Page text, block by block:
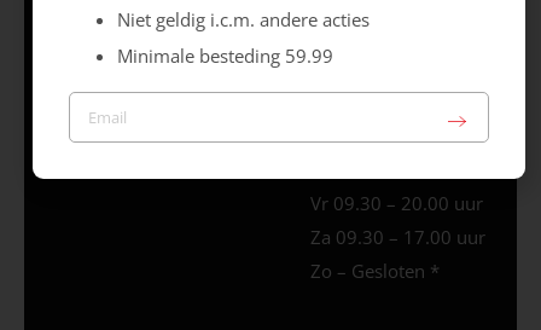
Openingstijden
Best
Europaplein 1, 5684
ZC
Ma 09.30 – 18.00 uur
Di 09.30 – 18.00 uur
uur
Vr 09.30 – 20.00 uur
Za 09.30 – 17.00 uur
Zo – Gesloten *
Niet geldig i.c.m. andere acties
Minimale besteding 59.99